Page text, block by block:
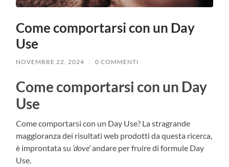
Come comportarsi con un Day
Use
NOVEMBRE 22, 2024 / 0 COMMENTI
Come comportarsi con un Day
Use
Come comportarsi con un Day Use? La stragrande
maggioranza dei risultati web prodotti da questa ricerca,
è improntata su ‘dove’andare per fruire di formule Day
Use.